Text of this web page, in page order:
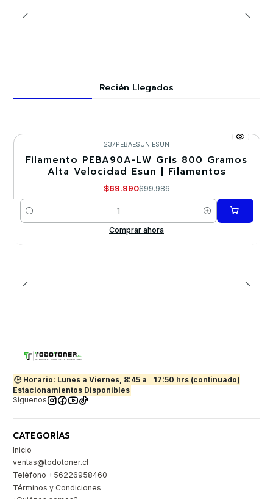
Recién Llegados
-30%
237PEBAESUN ESUN
Filamento PEBA90A-LW Gris 800 Gramos
Alta Velocidad Esun | Filamentos
$69.990$99.986
Cantidad
Comprar ahora
🕒 Horario: Lunes a Viernes, 8:45 a
17:50 hrs (continuado)
Estacionamientos Disponibles
Síguenos
CATEGORÍAS
Inicio
ventas@todotoner.cl
Teléfono +56226958460
Términos y Condiciones